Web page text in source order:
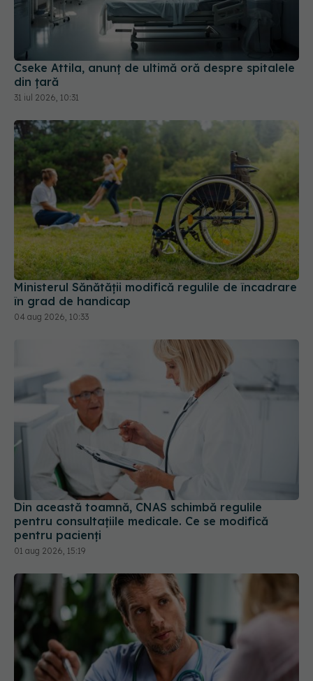
Cseke Attila, anunț de ultimă oră despre spitalele
din țară
31 iul 2026, 10:31
Ministerul Sănătății modifică regulile de încadrare
în grad de handicap
04 aug 2026, 10:33
Din această toamnă, CNAS schimbă regulile
pentru consultațiile medicale. Ce se modifică
pentru pacienți
01 aug 2026, 15:19